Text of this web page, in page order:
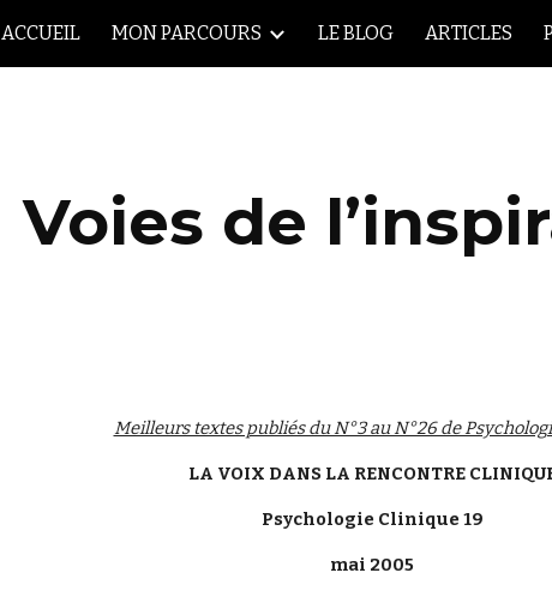
Skip to main content
ACCUEIL MON PARCOURS LE BLOG ARTICLES
Voies de
Meilleurs textes publiés du N°3 au N°26 de
LA VOIX DANS LA RENCONTRE
Psychologie Clinique 19
mai 2005